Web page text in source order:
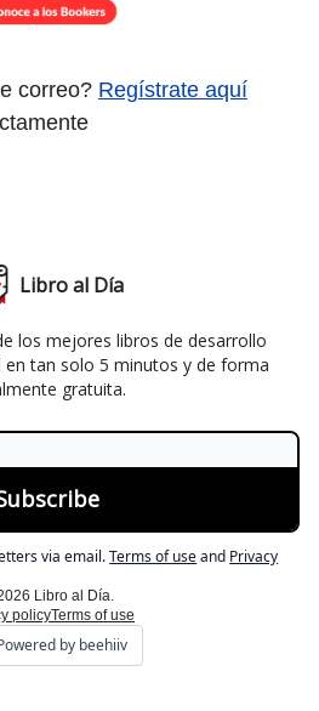
correo? Regístrate aquí
Libro al Día
los mejores libros de desarrollo
tan solo 5 minutos y de forma
gratuita.
via email.Terms of useand Privacy
Libro al Día.
policyTerms of use
by beehiiv